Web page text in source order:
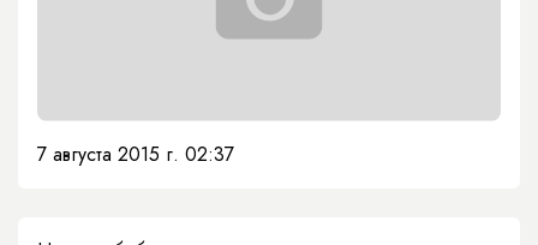
7 августа 2015 г. 02:37